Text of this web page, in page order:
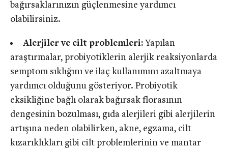
bağırsaklarınızın güçlenmesine yardımcı
olabilirsiniz.
Alerjiler ve cilt problemleri: Yapılan
araştırmalar, probiyotiklerin alerjik reaksiyonlarda
semptom sıklığını ve ilaç kullanımını azaltmaya
yardımcı olduğunu gösteriyor. Probiyotik
eksikliğine bağlı olarak bağırsak florasının
dengesinin bozulması, gıda alerjileri gibi alerjilerin
artışına neden olabilirken, akne, egzama, cilt
kızarıklıkları gibi cilt problemlerinin ve mantar